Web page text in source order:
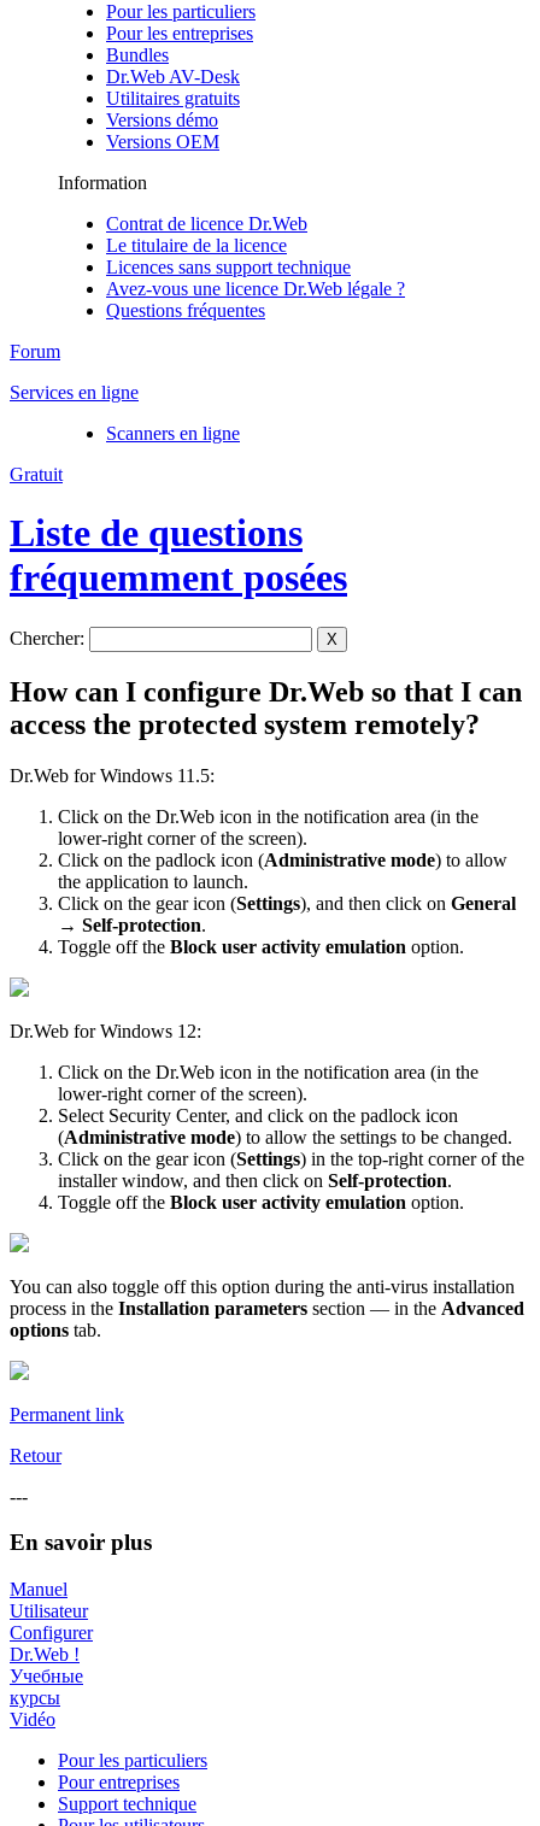
Pour les particuliers
Pour les entreprises
Bundles
Dr.Web AV-Desk
Utilitaires gratuits
Versions démo
Versions OEM
Information
Contrat de licence Dr.Web
Le titulaire de la licence
Licences sans support technique
Avez-vous une licence Dr.Web légale ?
Questions fréquentes
Forum
Services en ligne
Scanners en ligne
Gratuit
Liste de questions
fréquemment posées
Chercher: X
How can I configure Dr.Web so that I can
access the protected system remotely?
Dr.Web for Windows 11.5:
Click on the Dr.Web icon in the notification area (in the
lower-right corner of the screen).
Click on the padlock icon (Administrative mode) to allow
the application to launch.
Click on the gear icon (Settings), and then click on General
→ Self-protection.
Toggle off the Block user activity emulation option.
Dr.Web for Windows 12:
Click on the Dr.Web icon in the notification area (in the
lower-right corner of the screen).
Select Security Center, and click on the padlock icon
(Administrative mode) to allow the settings to be changed.
Click on the gear icon (Settings) in the top-right corner of the
installer window, and then click on Self-protection.
Toggle off the Block user activity emulation option.
You can also toggle off this option during the anti-virus installation
process in the Installation parameters section — in the Advanced
options tab.
Permanent link
Retour
---
En savoir plus
Manuel
Utilisateur
Configurer
Dr.Web !
Учебные
курсы
Vidéo
Pour les particuliers
Pour entreprises
Support technique